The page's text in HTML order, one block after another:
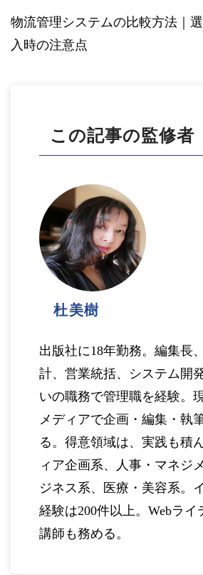
物流管理システムの比較方法｜
入時の注意点
この記事の監修者
杜美樹
出版社に18年勤務。編集長
計、営業統括、システム開
いの職務で管理職を経験。
メディアで企画・編集・執
る。得意領域は、実践も積
ィア企画系、人事・マネジ
ジネス系、医療・美容系。
経験は200件以上。Webライ
講師も務める。